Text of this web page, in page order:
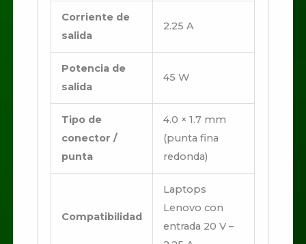
Corriente de
salida
2.25 A
Potencia de
salida
45 W
Tipo de
conector /
punta
4.0 × 1.7 mm
(punta fina
redonda)
Compatibilidad
Laptops
Lenovo con
entrada 20 V –